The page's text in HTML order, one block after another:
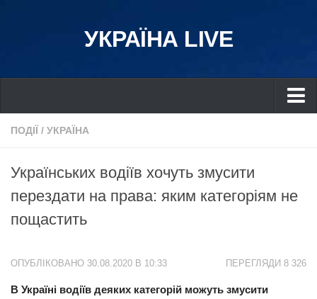
УКРАЇНА LIVE
Україна
Дніпро
Львів
Івано-Франківськ
Донбас
Одеса
ПОДІЇ / УКРАЇНА
Українських водіїв хочуть змусити
перездати на права: яким категоріям не
пощастить
ПЕРЕГЛЯДИ 8 326
ОПУБЛІКОВАНО 30.08.2020 В 10:33
В Україні водіїв деяких категорій можуть змусити